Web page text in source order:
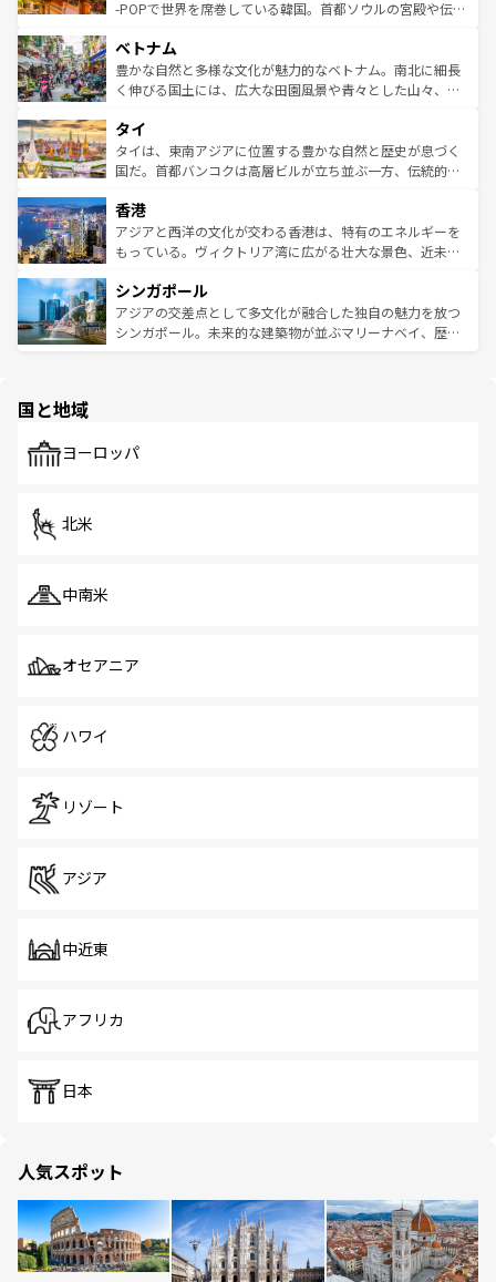
い。オーストラリアの多彩な魅力を存分に味わいつくそ
参照してほしい。
驚きをもたらしてくれる。また、奥深い台湾の食文化も魅
容にもいいと評判のスイーツなど、バラエティ豊かな料理
が味わえる。 なお、新着の台湾情報は コンテンツ一覧を参
照してほしい。
-POPで世界を席巻している韓国。首都ソウルの宮殿や伝統
き、地方に足を延ばせば四季折々の自然美を楽しむことが
できる。そして、キムチや焼肉、絶品のストリートフード
まで、さまざまな韓国料理が待っている。夜には、韓国な
リティに包まれながら、韓国の多彩な魅力を心ゆくまで味
わってみてほしい。 なお、新着の韓国情報はコンテンツ一
覧を参照してほしい。
ベトナム
豊かな自然と多様な文化が魅力的なベトナム。南北に細長
く伸びる国土には、広大な田園風景や青々とした山々、世
急速な発展と共に伝統が息づく。ハノイの古い町並みやホ
ーチミン市のフランス統治時代の建物も、独特の雰囲気を
醸し出している。また、バラエティの豊かさとおいしさで
とつ。フォーやバインミー、ベトナムコーヒーなどは、ぜ
ひ現地で味わいたい。どの地域を訪れてもあたたかい人々
が旅行者を迎えてくれるので、きっと忘れられない旅にな
参照してほしい。
タイ
タイは、東南アジアに位置する豊かな自然と歴史が息づく
国だ。首都バンコクは高層ビルが立ち並ぶ一方、伝統的な
の活気が交差している。北部ではチェンマイなどの山岳地
帯で自然と触れ合い、南部ではプーケットやクラビの美し
いビーチでリゾート気分を楽しむことができる。タイ料理
激する。気候は一年中温暖で、どの季節にも異なる楽しみ
が待っている。親しみやすいタイの人々、仏教を中心とし
た文化、そして多様な観光資源が、訪れる旅人を魅了し続
香港
アジアと西洋の文化が交わる香港は、特有のエネルギーを
もっている。ヴィクトリア湾に広がる壮大な景色、近未来
み、どこを訪れても感動するはず。観光スポットが密集し
ており、効率よく見どころを回れるのも魅力。息をのむよ
うな絶景から文化的な体験まで、香港を存分に楽しみ尽く
シンガポール
アジアの交差点として多文化が融合した独自の魅力を放つ
シンガポール。未来的な建築物が並ぶマリーナベイ、歴史
で、ホーカーズは地元の風情を楽しめる外せないスポット
国と地域
ヨーロッパ
北米
中南米
オセアニア
ハワイ
リゾート
アジア
中近東
アフリカ
日本
人気スポット